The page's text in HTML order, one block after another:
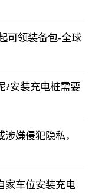
可领装备包-全球
?安装充电桩需要
嫌侵犯隐私，
家车位安装充电